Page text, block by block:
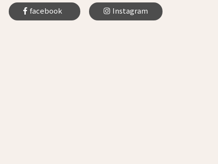
facebook Instagram